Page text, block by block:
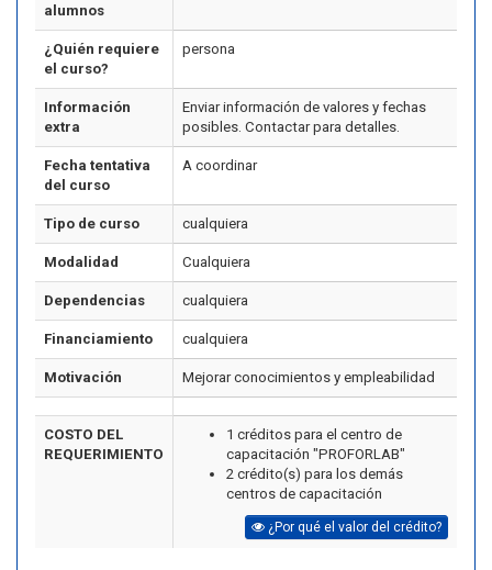
alumnos
¿Quién requiere
el curso?
persona
Información
extra
Enviar información de valores y fechas
posibles. Contactar para detalles.
Fecha tentativa
del curso
A coordinar
Tipo de curso cualquiera
Modalidad Cualquiera
Dependencias cualquiera
Financiamiento cualquiera
Motivación Mejorar conocimientos y empleabilidad
COSTO DEL
REQUERIMIENTO
1 créditos para el centro de
capacitación "PROFORLAB"
2 crédito(s) para los demás
centros de capacitación
¿Por qué el valor del crédito?